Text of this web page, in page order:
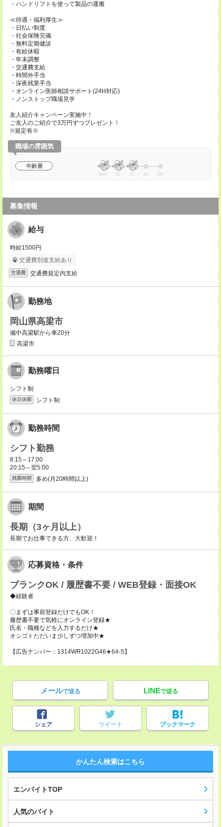
・ハンドリフトを使って製品の運搬
≪待遇・福利厚生≫
・日払い制度
・社会保険完備
・無料定期健診
・有給休暇
・年末調整
・交通費支給
・時間外手当
・深夜残業手当
・オンライン医師相談サポート(24H対応)
・ノンストップ職場見学
友人紹介キャンペーン実施中！
ご友人のご紹介で3万円ずつプレゼント！
※規定有※
職場の雰囲気
年齢層
20代 30 40 50 60
募集情報
給与
時給1500円
交通費別途支給あり
交通費 交通費規定内支給
勤務地
岡山県高梁市
備中高梁駅から車20分
高梁市
勤務曜日
シフト制
休日休暇 シフト制
勤務時間
シフト勤務
8:15～17:00
20:15～翌5:00
残業時間 多め(月20時間以上)
期間
長期（3ヶ月以上）
長期でお仕事できる方、大歓迎！
応募資格・条件
ブランクOK / 履歴書不要 / WEB登録・面接OK
◆経験者
〇まずは事前登録だけでもOK！
履歴書不要で気軽にオンライン登録★
氏名・職種などを入力するだけ★
オシゴトただいま少しずつ増加中★
【広告ナンバー：1314WR1022G46★64-S】
メールで送る LINEで送る
シェア ツイート ブックマーク
かんたん検索はこちら
エンバイトTOP
人気のバイト